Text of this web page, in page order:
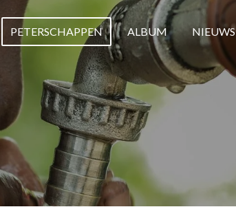
PETERSCHAPPEN ALBUM NIEUWS